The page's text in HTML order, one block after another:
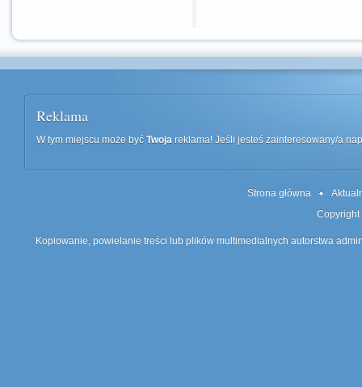
Reklama
W tym miejscu może być Twoja reklama! Jeśli jesteś zainteresowany/a
Strona główna
Kopiowanie, powielanie treści lub plików multimedialnych autorstwa